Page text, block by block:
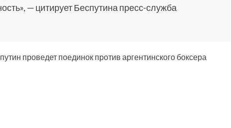
— цитирует Беспутина пресс-служба
проведет поединок против аргентинского боксера